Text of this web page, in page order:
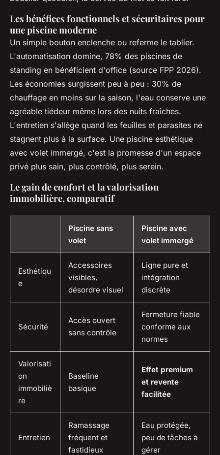
Les bénéfices fonctionnels et sécuritaires pour
une piscine moderne
Un simple bouton enclenche ou referme le tablier.
L'automatisation domine, 78% des piscines de
standing en bénéficient d'office (source FPP 2026).
Les économies surgissent peu à peu : 30% de
chauffage en moins sur la saison, l'eau conserve une
agréable tiédeur même lors des nuits fraîches.
L'entretien s'allège quand les feuilles et parasites ne
stagnent plus à la surface. Une piscine esthétique
avec volet immergé, c'est la promesse d'un espace
privé plus sain, plus contrôlé, plus serein.
Le gain de confort et la valorisation
immobilière, comparatif
Piscine sans
volet
Piscine avec
volet immergé
Esthétiqu
e
Accessoires
visibles,
désordre visuel
Ligne pure et
intégration
discrète
Sécurité
Accès ouvert
sans contrôle
Fermeture fiable
conforme aux
normes
Valorisati
on
immobiliè
re
Baseline
basique
Effet premium
et revente
facilitée
Entretien
Ramassage
fréquent et
fastidieux
Eau protégée,
peu de tâches à
gérer